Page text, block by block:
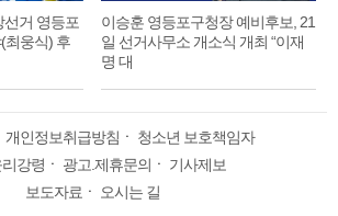
선거 영등포
최웅식) 후
이승훈 영등포구청장 예비후보, 21
일 선거사무소 개소식 개최 “이재
명 대
개인정보취급방침 ㆍ 청소년 보호책임자
강령 ㆍ 광고.제휴문의 ㆍ 기사제보
보도자료ㆍ 오시는 길